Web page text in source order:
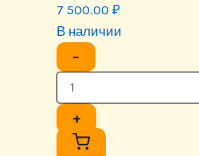
7 500.00 ₽
В наличии
−
+